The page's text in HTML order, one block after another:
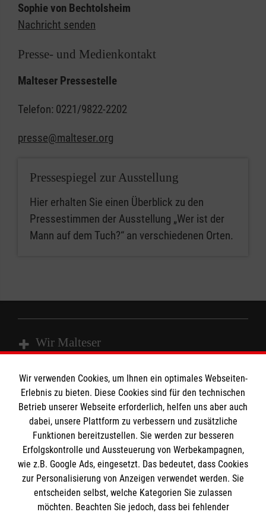
Sophie von Bechtolsheim
Nachricht senden
Presse- und Medienkontakt
Malteser Pressestelle
Telefon: 0221/9822-2202
presse@malteser.org
Pressespiegel zur Ausstellung
Hier erhalten Sie einen Überblick zu den
Pressestimmen der Ausstellung „Wer ist der
Mann auf dem Tuch?“ an verschiedenen Orten.
Wir Malteser
Spenden & Helfen
Angebote & Leistungen
Kursangebote
Mitarbeiten & Stellenangebote
Wir Malteser
Informationen
Kontakt
Impressum
Datenschutz
Malteser online
Wir verwenden Cookies, um Ihnen ein optimales Webseiten-
Erlebnis zu bieten. Diese Cookies sind für den technischen
Betrieb unserer Webseite erforderlich, helfen uns aber auch
dabei, unsere Plattform zu verbessern und zusätzliche
Funktionen bereitzustellen. Sie werden zur besseren
Erfolgskontrolle und Aussteuerung von Werbekampagnen,
wie z.B. Google Ads, eingesetzt. Das bedeutet, dass Cookies
zur Personalisierung von Anzeigen verwendet werden. Sie
entscheiden selbst, welche Kategorien Sie zulassen
möchten. Beachten Sie jedoch, dass bei fehlender